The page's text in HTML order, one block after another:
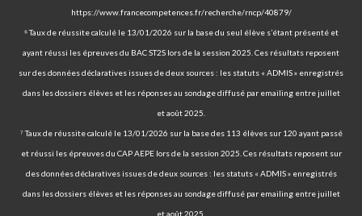
https://www.francecompetences.fr/recherche/rncp/40879/
⁶ Taux de réussite calculé le 13/01/2026 sur la base du seul élève s’étant présenté et
ayant réussi les épreuves du BAC ST2S lors de la session 2025. Ces résultats reposent
sur des données déclaratives issues de deux sources : les statuts « ADMIS » enregistrés
dans les dossiers élèves et les réponses au sondage diffusé par emailing entre juillet
et août 2025.
⁷ Taux de réussite calculé le 13/01/2026 sur la base des 113 élèves sur 120 ayant passé
et réussi les épreuves du CAP AEPE lors de la session 2025. Ces résultats reposent sur
des données déclaratives issues de deux sources : les statuts « ADMIS » enregistrés
dans les dossiers élèves et les réponses au sondage diffusé par emailing entre juillet
et août 2025.